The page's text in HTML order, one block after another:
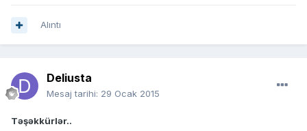
Alıntı
Deliusta
Mesaj tarihi: 29 Ocak 2015
Təşəkkürlər..